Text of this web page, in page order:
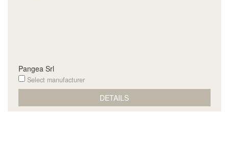
Pangea Srl
Select manufacturer
DETAILS